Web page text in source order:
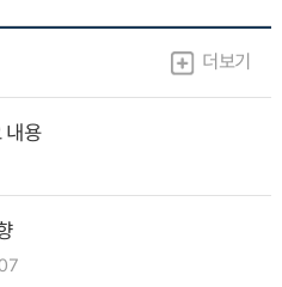
더보기
내용